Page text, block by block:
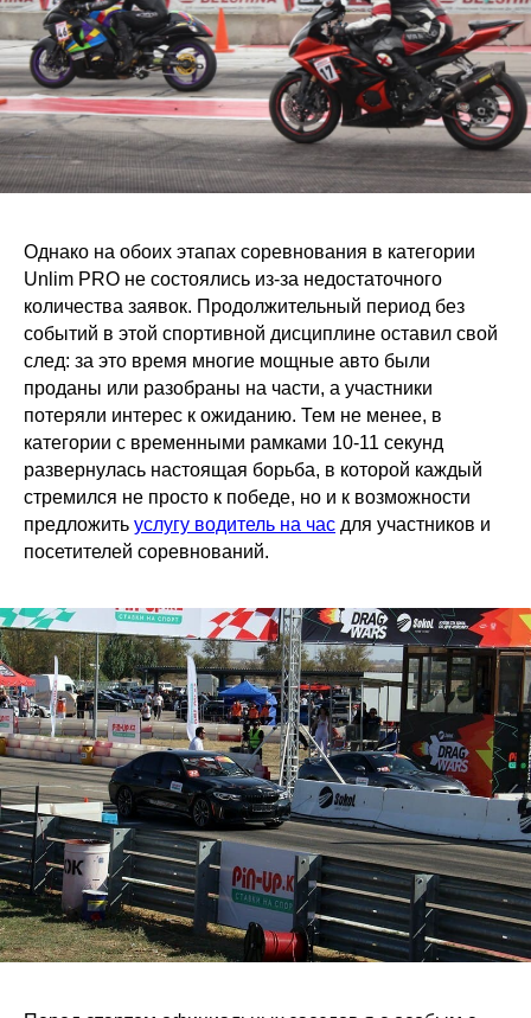
Однако на обоих этапах соревнования в категории
Unlim PRO не состоялись из-за недостаточного
количества заявок. Продолжительный период без
событий в этой спортивной дисциплине оставил свой
след: за это время многие мощные авто были
проданы или разобраны на части, а участники
потеряли интерес к ожиданию. Тем не менее, в
категории с временными рамками 10-11 секунд
развернулась настоящая борьба, в которой каждый
стремился не просто к победе, но и к возможности
предложить услугу водитель на час для участников и
посетителей соревнований.